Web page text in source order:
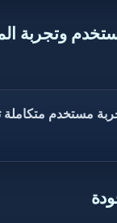
مستخدم